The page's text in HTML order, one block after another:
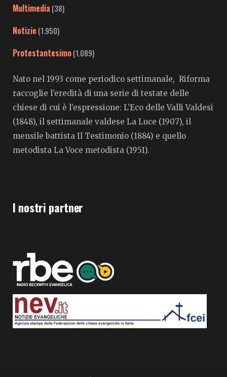
Multimedia (38)
Notizie (1.950)
Protestantesimo(1.089)
Nato nel 1993 come periodico settimanale, Riforma
raccoglie l’eredità di una serie di testate delle
chiese di cui è l’espressione: L’Eco delle Valli Valdesi
(1848), il settimanale valdese La Luce (1907), il
mensile battista Il Testimonio (1884) e quello
metodista La Voce metodista (1951).
I nostri partner